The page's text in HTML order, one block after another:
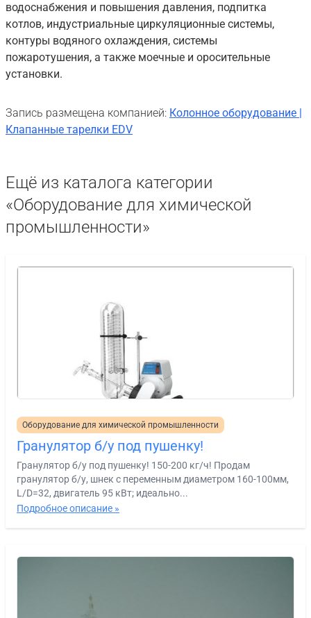
водоснабжения и повышения давления, подпитка
котлов, индустриальные циркуляционные системы,
контуры водяного охлаждения, системы
пожаротушения, а также моечные и оросительные
установки.
Запись размещена компанией: Колонное оборудование |
Клапанные тарелки EDV
Ещё из каталога категории
«Оборудование для химической
промышленности»
Оборудование для химической промышленности
Гранулятор б/у под пушенку!
Гранулятор б/у под пушенку! 150-200 кг/ч! Продам
гранулятор б/у, шнек с переменным диаметром 160-100мм,
L/D=32, двигатель 95 кВт; идеально...
Подробное описание »